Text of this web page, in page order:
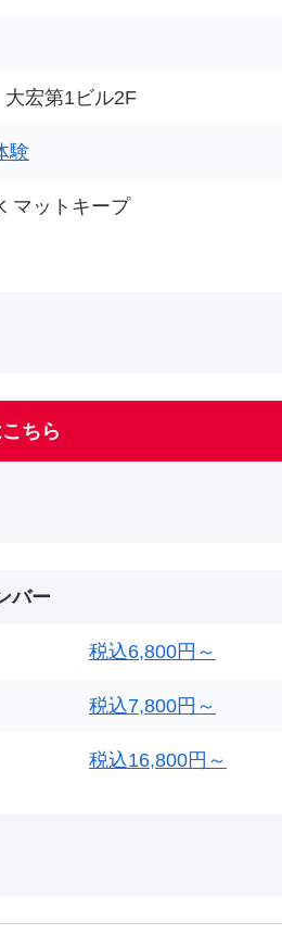
宏第1ビル2F
験
マットキープ
ちら
バー
税込6,800円～
税込7,800円～
税込16,800円～